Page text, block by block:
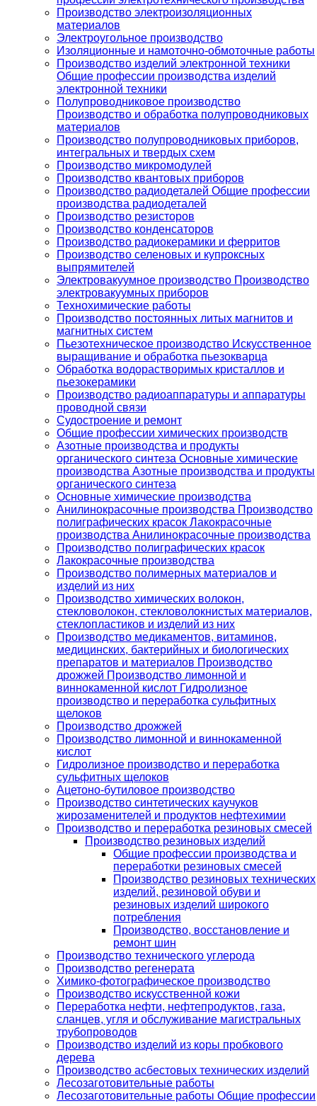
Производство электроизоляционных
материалов
Электроугольное производство
Изоляционные и намоточно-обмоточные работы
Производство изделий электронной техники
Общие профессии производства изделий
электронной техники
Полупроводниковое производство
Производство и обработка полупроводниковых
материалов
Производство полупроводниковых приборов,
интегральных и твердых схем
Производство микромодулей
Производство квантовых приборов
Производство радиодеталей Общие профессии
производства радиодеталей
Производство резисторов
Производство конденсаторов
Производство радиокерамики и ферритов
Производство селеновых и купроксных
выпрямителей
Электровакуумное производство Производство
электровакуумных приборов
Технохимические работы
Производство постоянных литых магнитов и
магнитных систем
Пьезотехническое производство Искусственное
выращивание и обработка пьезокварца
Обработка водорастворимых кристаллов и
пьезокерамики
Производство радиоаппаратуры и аппаратуры
проводной связи
Судостроение и ремонт
Общие профессии химических производств
Азотные производства и продукты
органического синтеза Основные химические
производства Азотные производства и продукты
органического синтеза
Основные химические производства
Анилинокрасочные производства Производство
полиграфических красок Лакокрасочные
производства Анилинокрасочные производства
Производство полиграфических красок
Лакокрасочные производства
Производство полимерных материалов и
изделий из них
Производство химических волокон,
стекловолокон, стекловолокнистых материалов,
стеклопластиков и изделий из них
Производство медикаментов, витаминов,
медицинских, бактерийных и биологических
препаратов и материалов Производство
дрожжей Производство лимонной и
виннокаменной кислот Гидролизное
производство и переработка сульфитных
щелоков
Производство дрожжей
Производство лимонной и виннокаменной
кислот
Гидролизное производство и переработка
сульфитных щелоков
Ацетоно-бутиловое производство
Производство синтетических каучуков
жирозаменителей и продуктов нефтехимии
Производство и переработка резиновых смесей
Производство резиновых изделий
Общие профессии производства и
переработки резиновых смесей
Производство резиновых технических
изделий, резиновой обуви и
резиновых изделий широкого
потребления
Производство, восстановление и
ремонт шин
Производство технического углерода
Производство регенерата
Химико-фотографическое производство
Производство искусственной кожи
Переработка нефти, нефтепродуктов, газа,
сланцев, угля и обслуживание магистральных
трубопроводов
Производство изделий из коры пробкового
дерева
Производство асбестовых технических изделий
Лесозаготовительные работы
Лесозаготовительные работы Общие профессии